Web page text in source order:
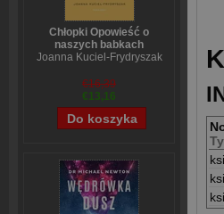
Chłopki Opowieść o
naszych babkach
Joanna Kuciel-Frydryszak
€16,39
€13,16